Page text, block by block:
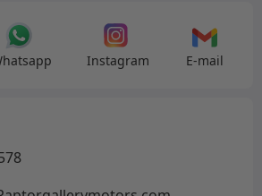
Instagram E-mail